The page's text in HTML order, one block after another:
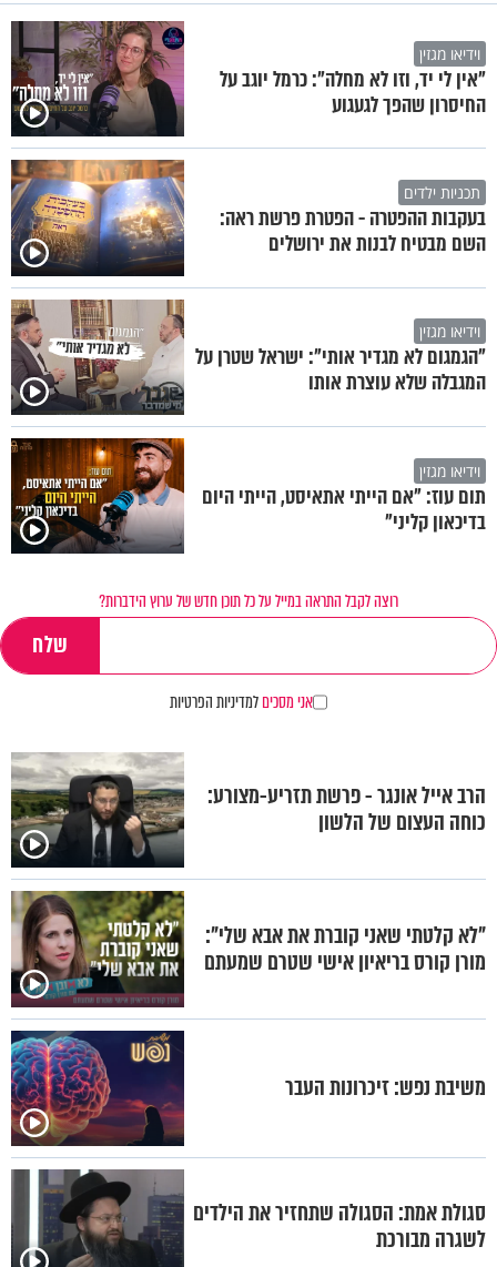
וידיאו מגזין
"אין לי יד, וזו לא מחלה": כרמל יוגב על
החיסרון שהפך לגעגוע
תכניות ילדים
בעקבות ההפטרה - הפטרת פרשת ראה:
השם מבטיח לבנות את ירושלים
וידיאו מגזין
"הגמגום לא מגדיר אותי": ישראל שטרן על
המגבלה שלא עוצרת אותו
וידיאו מגזין
תום עוז: "אם הייתי אתאיסט, הייתי היום
בדיכאון קליני"
רוצה לקבל התראה במייל על כל תוכן חדש של ערוץ הידברות?
אני מסכיםלמדיניות הפרטיות
הרב אייל אונגר - פרשת תזריע-מצורע:
כוחה העצום של הלשון
"לא קלטתי שאני קוברת את אבא שלי":
מורן קורס בריאיון אישי שטרם שמעתם
משיבת נפש: זיכרונות העבר
סגולת אמת: הסגולה שתחזיר את הילדים
לשגרה מבורכת